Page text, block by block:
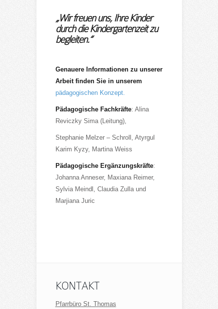
„Wir freuen uns, Ihre Kinder
durch die Kindergartenzeit zu
begleiten.“
Genauere Informationen zu unserer
Arbeit finden Sie in unserem
pädagogischen Konzept.
Pädagogische Fachkräfte: Alina
Reviczky Sima (Leitung),
Stephanie Melzer – Schroll, Atyrgul
Karim Kyzy, Martina Weiss
Pädagogische Ergänzungskräfte:
Johanna Anneser, Maxiana Reimer,
Sylvia Meindl, Claudia Zulla und
Marjiana Juric
KONTAKT
Pfarrbüro St. Thomas